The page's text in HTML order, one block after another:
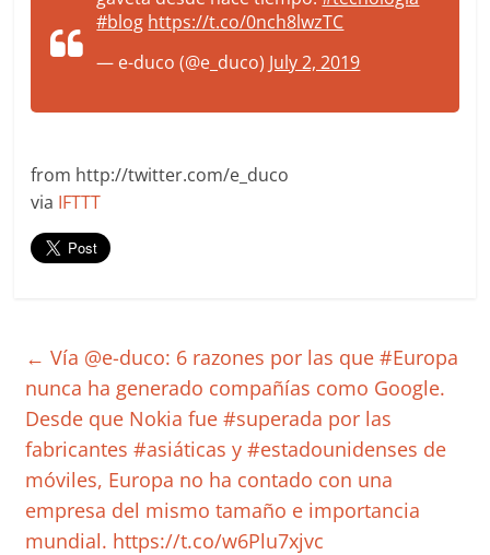
#blog https://t.co/0nch8lwzTC
— e-duco (@e_duco) July 2, 2019
from http://twitter.com/e_duco
via IFTTT
← Vía @e-duco: 6 razones por las que #Europa
nunca ha generado compañías como Google.
Desde que Nokia fue #superada por las
fabricantes #asiáticas y #estadounidenses de
móviles, Europa no ha contado con una
empresa del mismo tamaño e importancia
mundial. https://t.co/w6Plu7xjvc